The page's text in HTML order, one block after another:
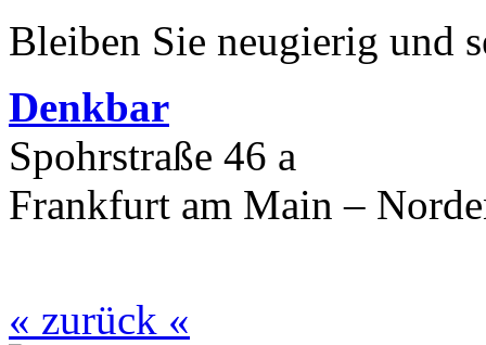
Bleiben Sie neugierig und
Denkbar
Spohrstraße 46 a
Frankfurt am Main –
« zurück «